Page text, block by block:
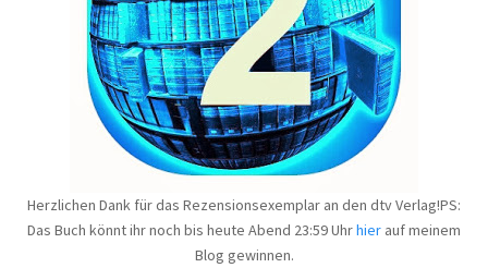
Herzlichen Dank für das Rezensionsexemplar an den dtv Verlag!PS:
Das Buch könnt ihr noch bis heute Abend 23:59 Uhrhier auf meinem
Blog gewinnen.